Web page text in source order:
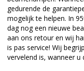
gedurende de
mogelijk te helpen. In
dag nog een nieuwe
aan ons retour en wij
is pas service! Wij
vervelend is, wanneer